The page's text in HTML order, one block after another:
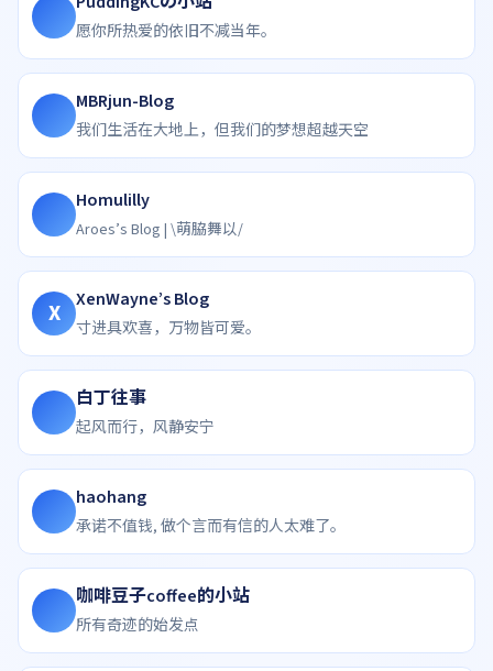
愿你所热爱的依旧不减当年。
MBRjun-Blog
我们生活在大地上，但我们的梦想超越天空
Homulilly
Aroes’s Blog | \萌脇舞以/
X XenWayne’s Blog
寸进具欢喜，万物皆可爱。
白丁往事
起风而行，风静安宁
haohang
承诺不值钱, 做个言而有信的人太难了。
咖啡豆子coffee的小站
所有奇迹的始发点